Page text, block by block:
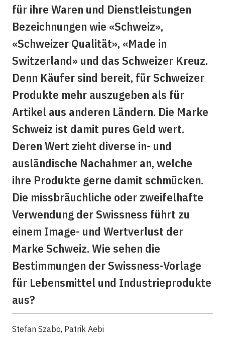
für ihre Waren und Dienstleistungen
Bezeichnungen wie «Schweiz»,
«Schweizer Qualität», «Made in
Switzerland» und das Schweizer Kreuz.
Denn Käufer sind bereit, für Schweizer
Produkte mehr auszugeben als für
Artikel aus anderen Ländern. Die Marke
Schweiz ist damit pures Geld wert.
Deren Wert zieht diverse in- und
ausländische Nachahmer an, welche
ihre Produkte gerne damit schmücken.
Die missbräuchliche oder zweifelhafte
Verwendung der Swissness führt zu
einem Image- und Wertverlust der
Marke Schweiz. Wie sehen die
Bestimmungen der Swissness-Vorlage
für Lebensmittel und Industrieprodukte
aus?
Stefan Szabo, Patrik Aebi